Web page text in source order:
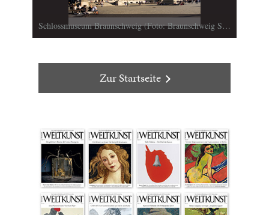
Schlossmuseum Braunschweig (Foto: Braunschweig Stadtmarketing GmbH/Steffen und Bach GmbH)
Zur Startseite